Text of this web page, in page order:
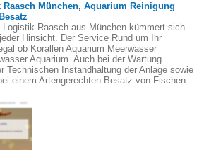
München, Aquarium Reinigung
Logistik Raasch aus München kümmert sich
Hinsicht. Der Service Rund um Ihr
ob Korallen Aquarium Meerwasser
Aquarium. Auch bei der Wartung
Technischen Instandhaltung der Anlage sowie
einem Artengerechten Besatz von Fischen